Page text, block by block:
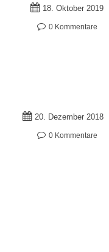
18. Oktober 2019
0 Kommentare
20. Dezember 2018
0 Kommentare